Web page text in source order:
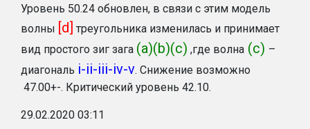
Уровень 50.24 обновлен, в связи с этим модель
волны [d] треугольника изменилась и принимает
вид простого зиг зага (a)(b)(c) ,где волна (с) –
диагональ i-ii-iii-iv-v. Снижение возможно
47.00+-. Критический уровень 42.10.
29.02.2020 03:11